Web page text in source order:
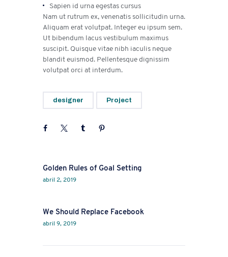
Sapien id urna egestas cursus
Nam ut rutrum ex, venenatis sollicitudin urna.
Aliquam erat volutpat. Integer eu ipsum sem.
Ut bibendum lacus vestibulum maximus
suscipit. Quisque vitae nibh iaculis neque
blandit euismod. Pellentesque dignissim
volutpat orci at interdum.
designer Project
Golden Rules of Goal Setting
abril 2, 2019
We Should Replace Facebook
abril 9, 2019